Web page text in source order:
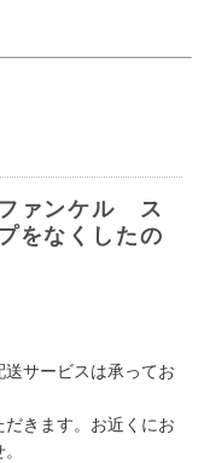
ァンケル ス
をなくしたの
サービスは承ってお
きます。お近くにお